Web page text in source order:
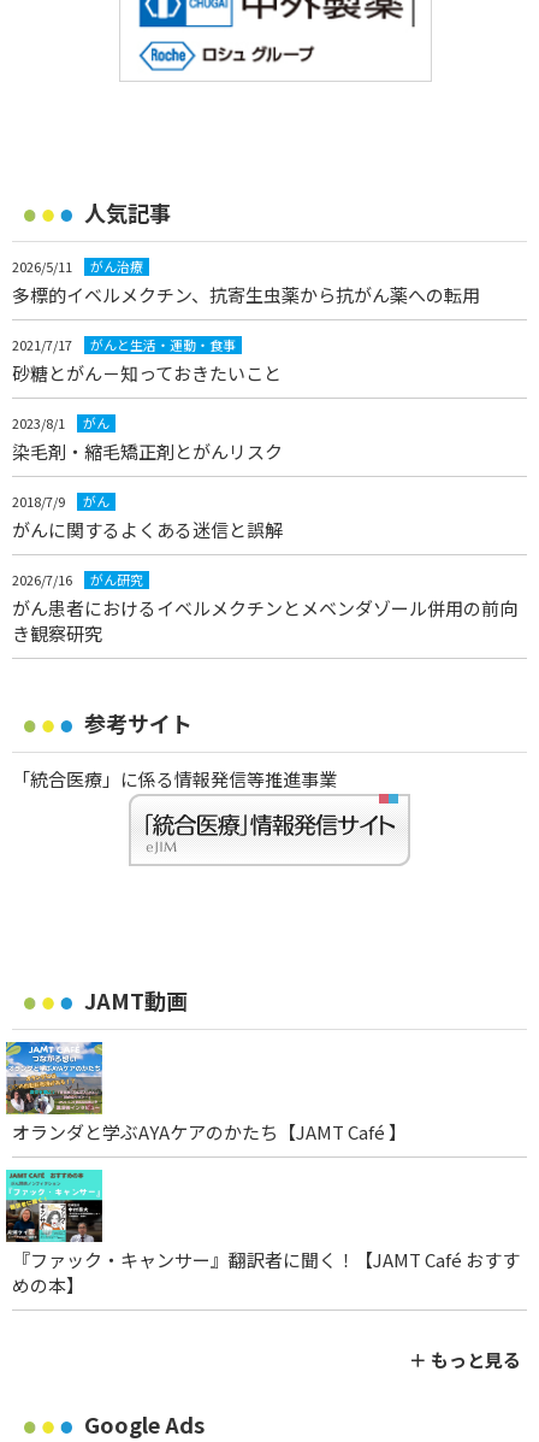
人気記事
2026/5/11 がん治療
多標的イベルメクチン、抗寄生虫薬から抗がん薬への転用
2021/7/17 がんと生活・運動・食事
砂糖とがん－知っておきたいこと
2023/8/1 がん
染毛剤・縮毛矯正剤とがんリスク
2018/7/9 がん
がんに関するよくある迷信と誤解
2026/7/16 がん研究
がん患者におけるイベルメクチンとメベンダゾール併用の前向
き観察研究
参考サイト
「統合医療」に係る情報発信等推進事業
JAMT動画
オランダと学ぶAYAケアのかたち【JAMT Café 】
『ファック・キャンサー』翻訳者に聞く！【JAMT Café おすす
めの本】
＋ もっと見る
Google Ads